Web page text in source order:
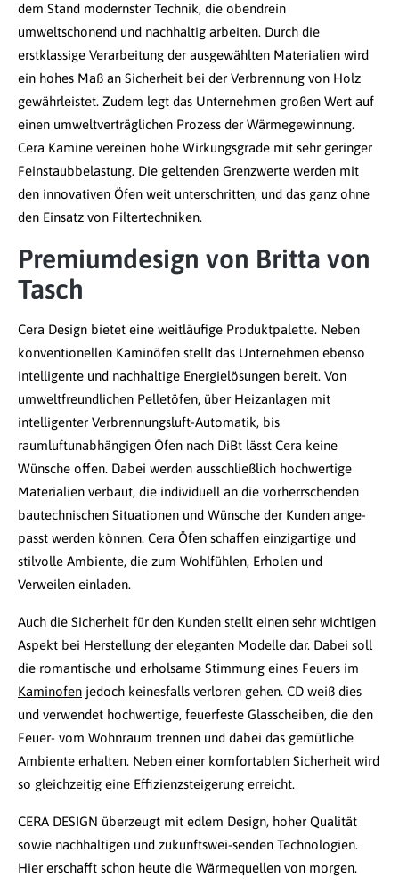
dem Stand modernster Technik, die obendrein
umweltschonend und nachhaltig arbeiten. Durch die
erstklassige Verarbeitung der ausgewählten Materialien wird
ein hohes Maß an Sicherheit bei der Verbrennung von Holz
gewährleistet. Zudem legt das Unternehmen großen Wert auf
einen umweltverträglichen Prozess der Wärmegewinnung.
Cera Kamine vereinen hohe Wirkungsgrade mit sehr geringer
Feinstaubbelastung. Die geltenden Grenzwerte werden mit
den innovativen Öfen weit unterschritten, und das ganz ohne
den Einsatz von Filtertechniken.
Premiumdesign von Britta von
Tasch
Cera Design bietet eine weitläufige Produktpalette. Neben
konventionellen Kaminöfen stellt das Unternehmen ebenso
intelligente und nachhaltige Energielösungen bereit. Von
umweltfreundlichen Pelletöfen, über Heizanlagen mit
intelligenter Verbrennungsluft-Automatik, bis
raumluftunabhängigen Öfen nach DiBt lässt Cera keine
Wünsche offen. Dabei werden ausschließlich hochwertige
Materialien verbaut, die individuell an die vorherrschenden
bautechnischen Situationen und Wünsche der Kunden ange-
passt werden können. Cera Öfen schaffen einzigartige und
stilvolle Ambiente, die zum Wohlfühlen, Erholen und
Verweilen einladen.
Auch die Sicherheit für den Kunden stellt einen sehr wichtigen
Aspekt bei Herstellung der eleganten Modelle dar. Dabei soll
die romantische und erholsame Stimmung eines Feuers im
Kaminofen jedoch keinesfalls verloren gehen. CD weiß dies
und verwendet hochwertige, feuerfeste Glasscheiben, die den
Feuer- vom Wohnraum trennen und dabei das gemütliche
Ambiente erhalten. Neben einer komfortablen Sicherheit wird
so gleichzeitig eine Effizienzsteigerung erreicht.
CERA DESIGN überzeugt mit edlem Design, hoher Qualität
sowie nachhaltigen und zukunftswei-senden Technologien.
Hier erschafft schon heute die Wärmequellen von morgen.